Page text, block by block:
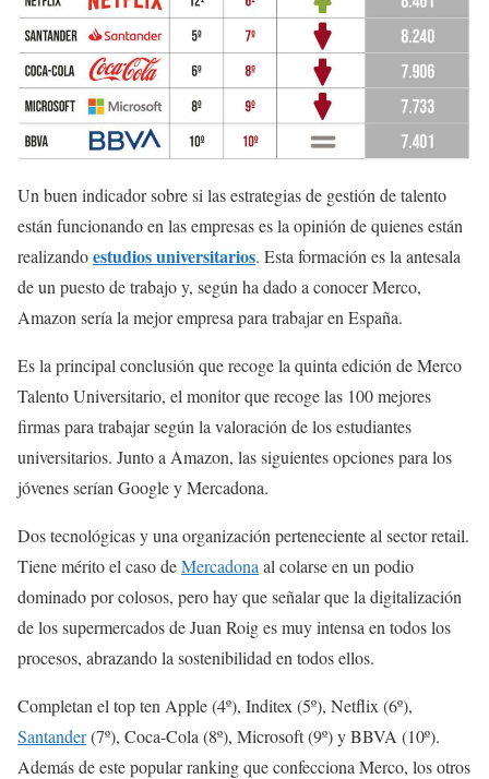
Un buen indicador sobre si las estrategias de gestión de talento
están funcionando en las empresas es la opinión de quienes están
realizandoestudios universitarios. Esta formación es la antesala
de un puesto de trabajo y, según ha dado a conocer Merco,
Amazon sería la mejor empresa para trabajar en España.
Es la principal conclusión que recoge la quinta edición de Merco
Talento Universitario, el monitor que recoge las 100 mejores
firmas para trabajar según la valoración de los estudiantes
universitarios. Junto a Amazon, las siguientes opciones para los
jóvenes serían Google y Mercadona.
Dos tecnológicas y una organización perteneciente al sector retail.
Tiene mérito el caso deMercadona al colarse en un podio
dominado por colosos, pero hay que señalar que la digitalización
de los supermercados de Juan Roig es muy intensa en todos los
procesos, abrazando la sostenibilidad en todos ellos.
Completan el top ten Apple (4º), Inditex (5º), Netflix (6º),
Santander(7º), Coca-Cola (8º), Microsoft (9º) y BBVA (10º).
Además de este popular ranking que confecciona Merco, los otros